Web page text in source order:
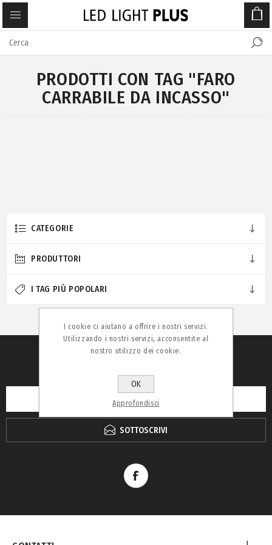
PRODOTTI CON TAG "FARO
CARRABILE DA INCASSO"
CATEGORIE
PRODUTTORI
I TAG PIÙ POPOLARI
SOTTOSCRIVI
I cookie ci aiutano a offrire i nostri servizi.
Utilizzando i nostri servizi, acconsentite al
nostro utilizzo dei cookie.
OK
Approfondisci